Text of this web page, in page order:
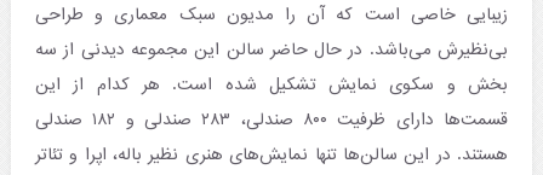
زیبایی خاصی است که آن را مدیون سبک معماری و طراحی
بی‌نظیرش می‌باشد. در حال حاضر سالن این مجموعه دیدنی از سه
بخش و سکوی نمایش تشکیل شده است. هر کدام از این
قسمت‌ها دارای ظرفیت ۸۰۰ صندلی، ۲۸۳ صندلی و ۱۸۲ صندلی
هستند. در این سالن‌ها تنها نمایش‌های هنری نظیر باله، اپرا و تئاتر